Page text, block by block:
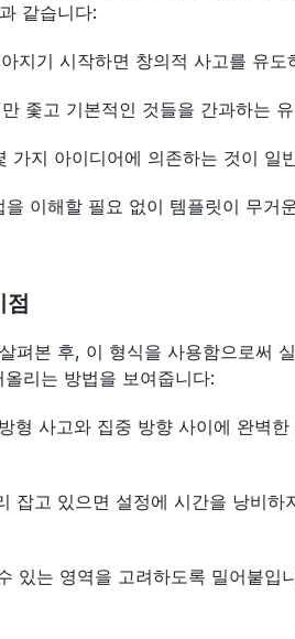
같습니다:
지기 시작하면 창의적 사고를 유
좇고 기본적인 것들을 간과하는
가지 아이디어에 의존하는 것이 일
이해할 필요 없이 템플릿이 무거
점
펴본 후, 이 형식을 사용함으로써
리는 방법을 보여줍니다:
형 사고와 집중 방향 사이에 완벽
잡고 있으면 설정에 시간을 낭비
있는 영역을 고려하도록 밀어붙입